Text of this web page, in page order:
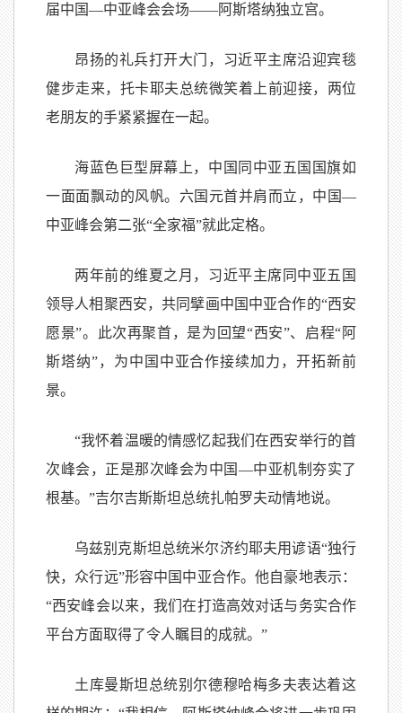
届中国—中亚峰会会场——阿斯塔纳独立宫。
昂扬的礼兵打开大门，习近平主席沿迎宾毯
健步走来，托卡耶夫总统微笑着上前迎接，两位
老朋友的手紧紧握在一起。
海蓝色巨型屏幕上，中国同中亚五国国旗如
一面面飘动的风帆。六国元首并肩而立，中国—
中亚峰会第二张“全家福”就此定格。
两年前的维夏之月，习近平主席同中亚五国
领导人相聚西安，共同擘画中国中亚合作的“西安
愿景”。此次再聚首，是为回望“西安”、启程“阿
斯塔纳”，为中国中亚合作接续加力，开拓新前
景。
“我怀着温暖的情感忆起我们在西安举行的首
次峰会，正是那次峰会为中国—中亚机制夯实了
根基。”吉尔吉斯斯坦总统扎帕罗夫动情地说。
乌兹别克斯坦总统米尔济约耶夫用谚语“独行
快，众行远”形容中国中亚合作。他自豪地表示：
“西安峰会以来，我们在打造高效对话与务实合作
平台方面取得了令人瞩目的成就。”
土库曼斯坦总统别尔德穆哈梅多夫表达着这